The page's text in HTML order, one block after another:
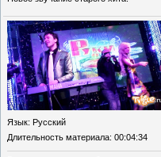
Язык: Русский
Длительность материала: 00:04:34